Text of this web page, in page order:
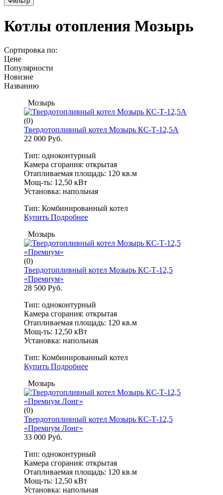
Котлы отопления Мозырь
Сортировка по:
Цене
Популярности
Новизне
Названию
Мозырь
(0)
Твердотопливный котел Мозырь КС-Т-12,5А
22 000 Руб.
Тип: одноконтурный
Камера сгорания: открытая
Отапливаемая площадь: 120 кв.м
Мощ-ть: 12,50 кВт
Установка: напольная
Тип: Комбинированный котел
Купить Подробнее
Мозырь
(0)
Твердотопливный котел Мозырь КС-Т-12,5
«Премиум»
28 500 Руб.
Тип: одноконтурный
Камера сгорания: открытая
Отапливаемая площадь: 120 кв.м
Мощ-ть: 12,50 кВт
Установка: напольная
Тип: Комбинированный котел
Купить Подробнее
Мозырь
(0)
Твердотопливный котел Мозырь КС-Т-12,5
«Премиум Лонг»
33 000 Руб.
Тип: одноконтурный
Камера сгорания: открытая
Отапливаемая площадь: 120 кв.м
Мощ-ть: 12,50 кВт
Установка: напольная